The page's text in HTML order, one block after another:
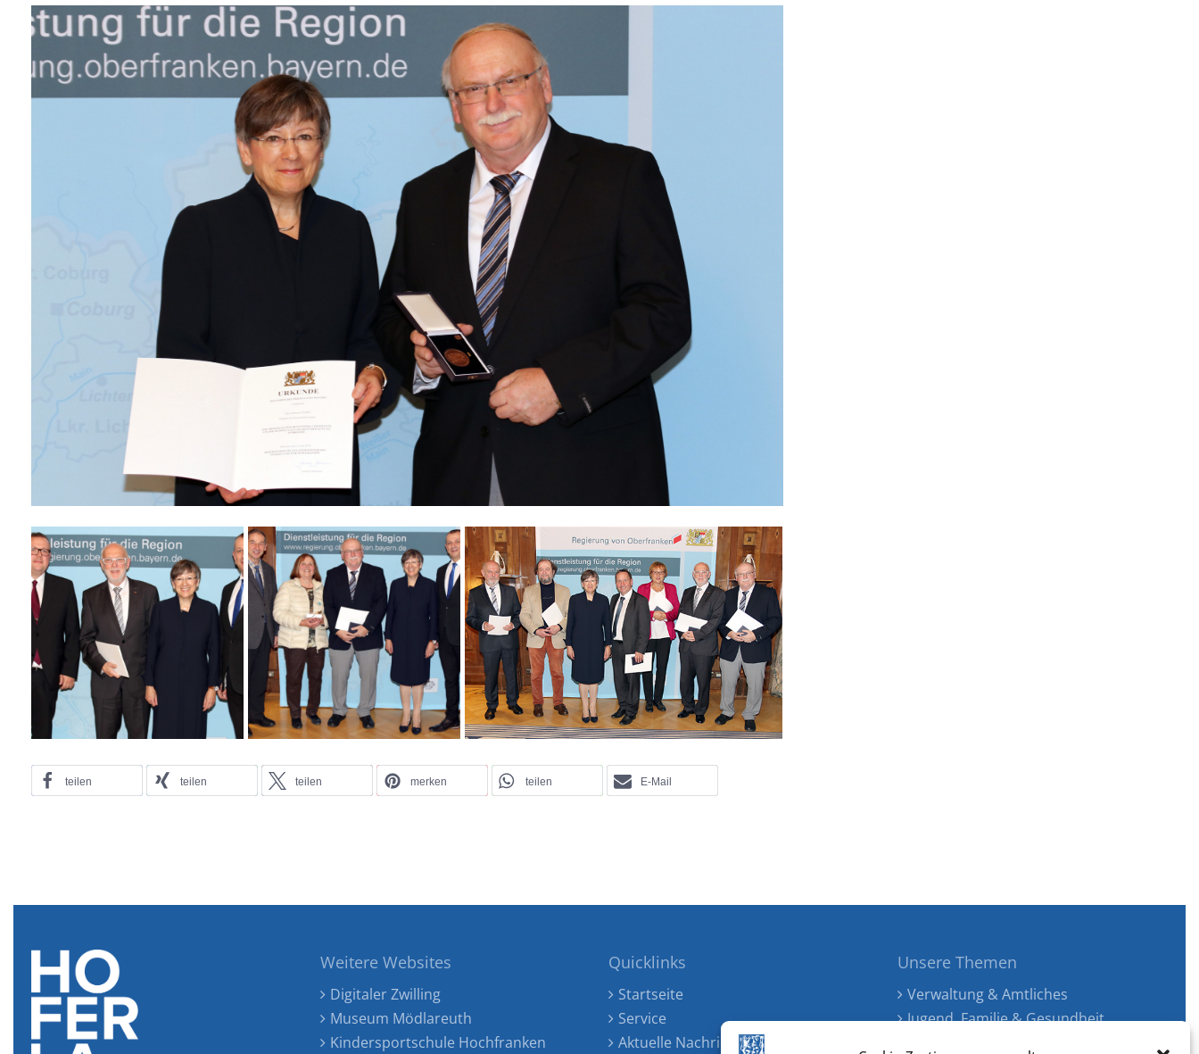
teilen teilen teilen merken teilen E-Mail
Weitere Websites
Digitaler Zwilling
Museum Mödlareuth
Kindersportschule Hochfranken
Quicklinks
Startseite
Service
Aktuelle Nachrichten
Unsere Themen
Verwaltung & Amtliches
Jugend, Familie & Gesundheit